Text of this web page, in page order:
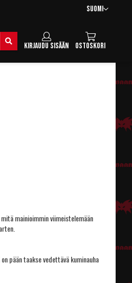
Kieli
Suomi
Ostoskori
Kirjaudu sisään
mainioimmin viimeistelemään
pään taakse vedettävä kuminauha